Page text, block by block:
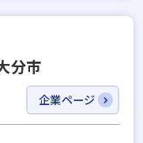
分市
企業ページ